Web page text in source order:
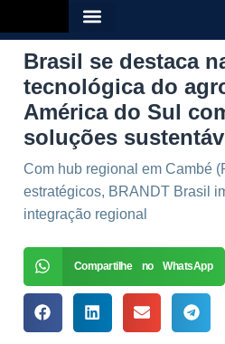
Brasil se destaca
tecnológica do
América do Sul
soluções
Com hub regional em Cambé
estratégicos, BRANDT Brasil
integração regional
Compartilhe no WhatsApp